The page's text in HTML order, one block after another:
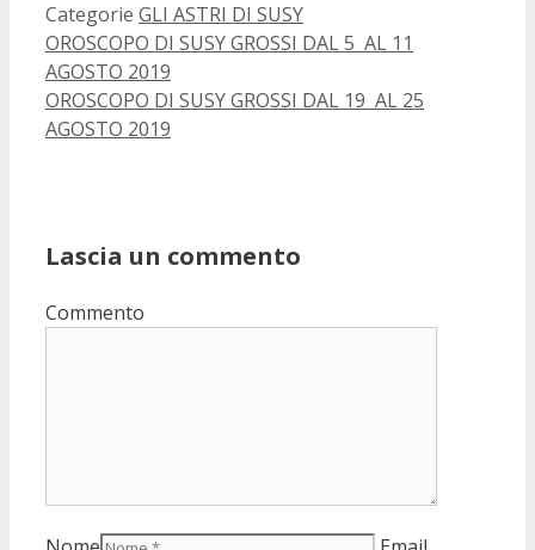
Categorie GLI ASTRI DI SUSY
OROSCOPO DI SUSY GROSSI DAL 5 AL 11
AGOSTO 2019
OROSCOPO DI SUSY GROSSI DAL 19 AL 25
AGOSTO 2019
Lascia un commento
Commento